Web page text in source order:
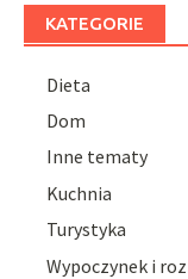
KATEGORIE
Dieta
Dom
Inne tematy
Kuchnia
Turystyka
Wypoczynek i